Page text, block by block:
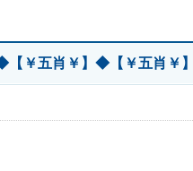
【￥五肖￥】◆【￥五肖￥】